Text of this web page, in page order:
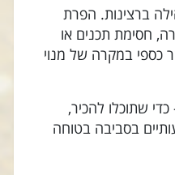
ברצינות. הפרת
חסימת תכנים או
כספי במקרה של מנוי
שתוכלו להכיר,
בסביבה בטוחה